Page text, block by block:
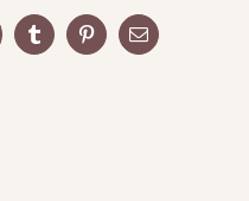
TumblrPinterestEmail